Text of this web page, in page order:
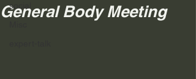
social
General Body Meeting